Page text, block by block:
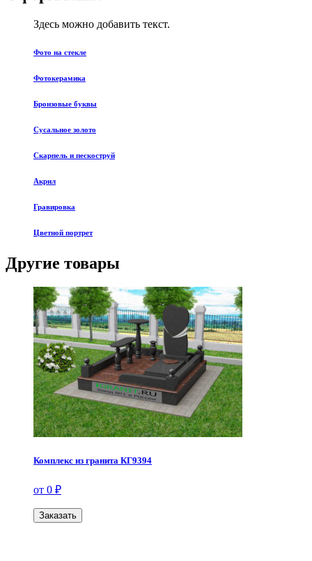
Здесь можно добавить текст.
Фото на стекле
Фотокерамика
Бронзовые буквы
Сусальное золото
Скарпель и пескоструй
Акрил
Гравировка
Цветной портрет
Другие товары
Комплекс из гранита КГ9394
от 0 ₽
Заказать